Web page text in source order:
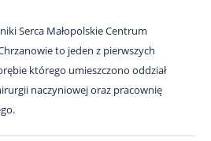
Serca Małopolskie Centrum
to jeden z pierwszych
którego umieszczono oddział
naczyniowej oraz pracownię